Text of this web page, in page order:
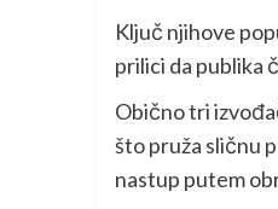
Ključ njihove
prilici da publika
Obično tri
što pruža sličnu
nastup putem